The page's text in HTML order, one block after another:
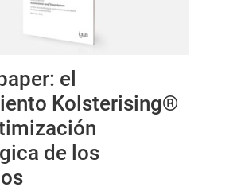
el
Kolsterising®
de los